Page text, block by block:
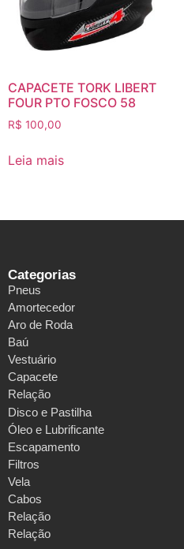
CAPACETE TORK LIBERT
FOUR PTO FOSCO 58
R$ 100,00
Leia mais
Categorias
Pneus
Amortecedor
Aro de Roda
Baú
Vestuário
Capacete
Relação
Disco e Pastilha
Óleo e Lubrificante
Escapamento
Filtros
Vela
Cabos
Relação
Relação